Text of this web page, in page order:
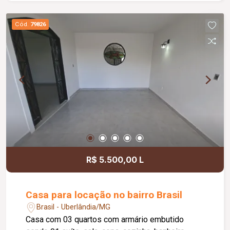
painel de TV, lavabo, cozinha planejada com
armários e bancada integrada ao espaço gourmet
com churrasqueira, lavanderia com armários e
despensa com prateleiras, além de hall íntimo
que distribui 3 suítes com armários (sendo uma
máster com closet e painel). Os banheiros
contam com armários, espelhos e box em vidro
temperado. Complementam o imóvel varanda,
paisagismo, depósito, garagem para dois carros
e acabamento em porcelanato. Cond aprox.
Cód. 79826
R$ 5.500,00 L
Casa para locação no bairro Brasil
Brasil - Uberlândia/MG
Casa com 03 quartos com armário embutido